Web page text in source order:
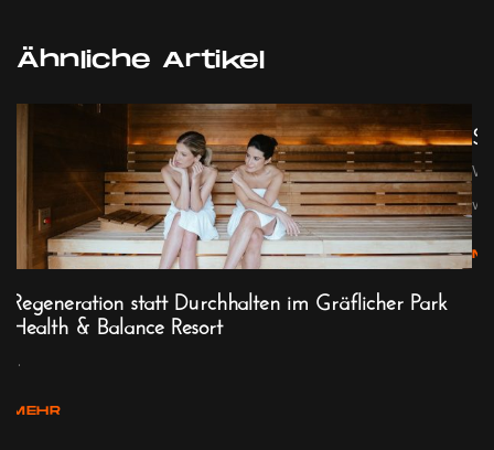
Ähnliche Artikel
Regeneration statt Durchhalten im Gräflicher Park
Health & Balance Resort
...
MEHR
w...